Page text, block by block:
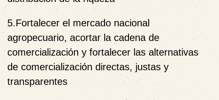
5.Fortalecer el mercado nacional
agropecuario, acortar la cadena de
comercialización y fortalecer las alternativas
de comercialización directas, justas y
transparentes